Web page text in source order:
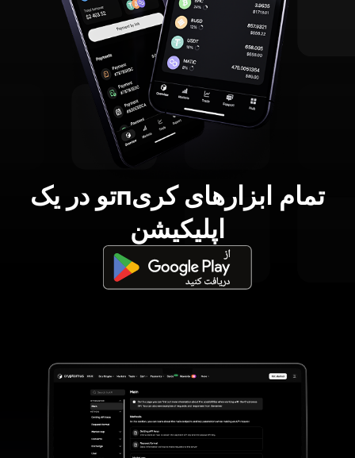
تمام ابزارهای کریпتو در یک
اپلیکیشن